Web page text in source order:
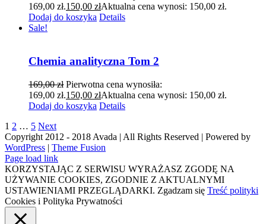
169,00 zł.150,00 złAktualna cena wynosi: 150,00 zł.
Dodaj do koszyka Details
Sale!
Chemia analityczna Tom 2
169,00zł Pierwotna cena wynosiła:
169,00 zł.150,00 złAktualna cena wynosi: 150,00 zł.
Dodaj do koszyka Details
1 2 … 5 Next
Copyright 2012 - 2018 Avada | All Rights Reserved | Powered by
WordPress | Theme Fusion
Page load link
KORZYSTAJĄC Z SERWISU WYRAŻASZ ZGODĘ NA
UŻYWANIE COOKIES, ZGODNIE Z AKTUALNYMI
USTAWIENIAMI PRZEGLĄDARKI. Zgadzam się Treść polityki
Cookies i Polityka Prywatności